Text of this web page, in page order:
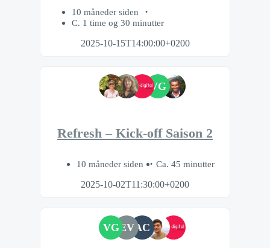
10 måneder siden
C. 1 time og 30 minutter
2025-10-15T14:00:00+0200
VG
Refresh – Kick-off Saison 2
10 måneder siden
Ca. 45 minutter
2025-10-02T11:30:00+0200
VGEV AC